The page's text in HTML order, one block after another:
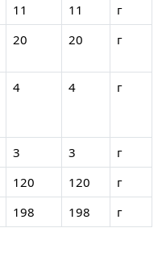
11 11
г
20 20 г
4 4 г
3 3
г
120 120
г
198 198 г